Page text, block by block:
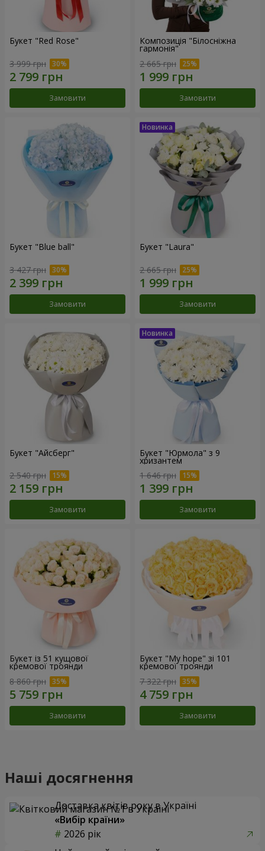
Букет "Red Rose"
3 999 грн
Замовити
Композиція "Білосніжна
гармонія"
2 665 грн
Замовити
Букет "Blue ball"
3 427 грн
Замовити
Букет "Laura"
2 665 грн
Замовити
Букет "Айсберг"
2 540 грн
Замовити
Букет "Юрмола" з 9
хризантем
1 646 грн
Замовити
Букет із 51 кущової
кремової троянди
8 860 грн
Замовити
Букет "My hope" зі 101
кремової троянди
7 322 грн
Замовити
Наші досягнення
Доставка квітів року в Україні
«Вибір країни»
2026 рік